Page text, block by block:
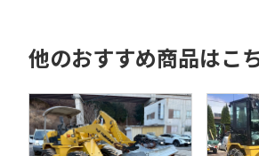
他のおすすめ商品はこ